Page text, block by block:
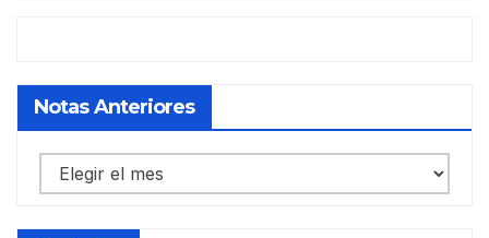
Notas Anteriores
Notas
anteriores